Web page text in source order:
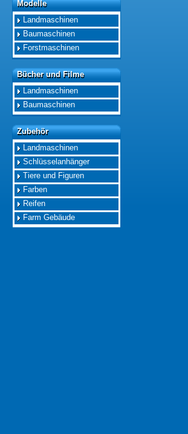
Modelle
Modelle
Landmaschinen
Baumaschinen
Forstmaschinen
Bücher und Filme
Bücher und Filme
Landmaschinen
Baumaschinen
Zubehör
Zubehör
Landmaschinen
Schlüsselanhänger
Tiere und Figuren
Farben
Reifen
Farm Gebäude